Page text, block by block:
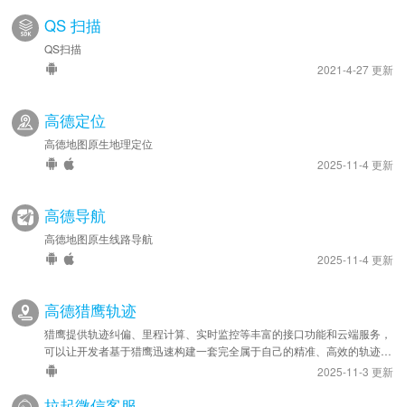
QS 扫描
QS扫描
2021-4-27 更新
高德定位
高德地图原生地理定位
2025-11-4 更新
高德导航
高德地图原生线路导航
2025-11-4 更新
高德猎鹰轨迹
猎鹰提供轨迹纠偏、里程计算、实时监控等丰富的接口功能和云端服务，
可以让开发者基于猎鹰迅速构建一套完全属于自己的精准、高效的轨迹管
理系统，应用于车队管理、人员管理等领域。
2025-11-3 更新